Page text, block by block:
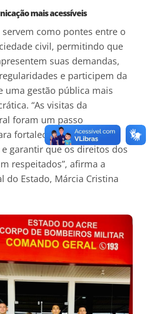
mais acessíveis
como pontes entre o
civil, permitindo que
suas demandas,
e participem da
uma gestão pública mais
“As visitas da
foram um passo
fortalecer esse canal de
garantir que os direitos dos
respeitados”, afirma a
do Estado, Márcia Cristina